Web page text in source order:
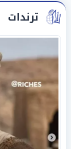
ترندات